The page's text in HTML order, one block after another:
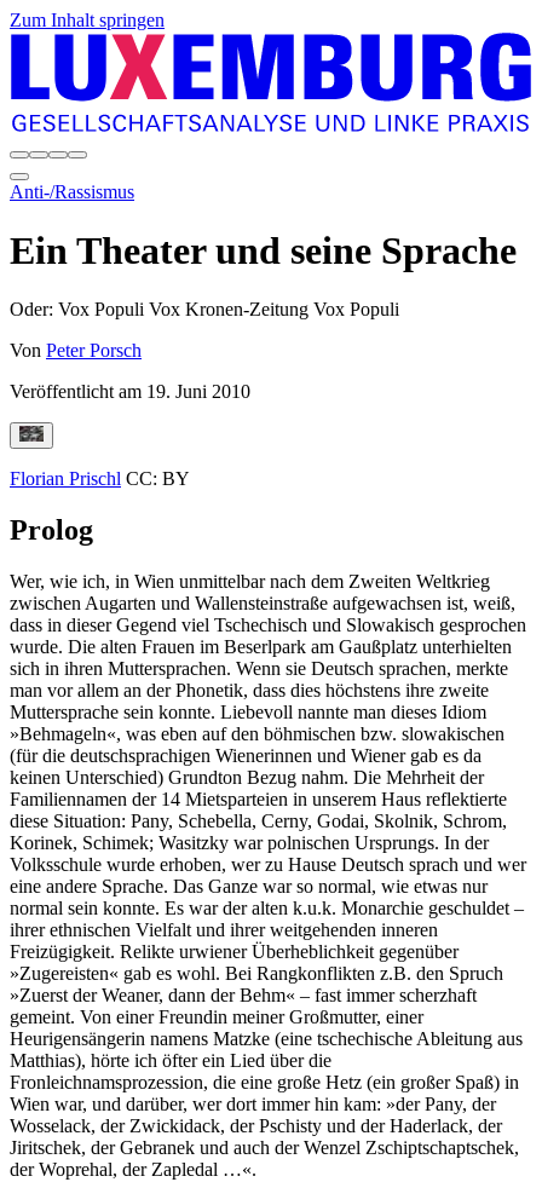
Zum Inhalt springen
Anti-/Rassismus
Ein Theater und seine Sprache
Oder: Vox Populi Vox Kronen-Zeitung Vox Populi
Von Peter Porsch
Veröffentlicht am 19. Juni 2010
Florian Prischl CC: BY
Prolog
Wer, wie ich, in Wien unmittelbar nach dem Zweiten Weltkrieg
zwischen Augarten und Wallensteinstraße aufgewachsen ist, weiß,
dass in dieser Gegend viel Tschechisch und Slowakisch gesprochen
wurde. Die alten Frauen im Beserlpark am Gaußplatz unterhielten
sich in ihren Muttersprachen. Wenn sie Deutsch sprachen, merkte
man vor allem an der Phonetik, dass dies höchstens ihre zweite
Muttersprache sein konnte. Liebevoll nannte man dieses Idiom
»Behmageln«, was eben auf den böhmischen bzw. slowakischen
(für die deutschsprachigen Wienerinnen und Wiener gab es da
keinen Unterschied) Grundton Bezug nahm. Die Mehrheit der
Familiennamen der 14 Mietsparteien in unserem Haus reflektierte
diese Situation: Pany, Schebella, Cerny, Godai, Skolnik, Schrom,
Korinek, Schimek; Wasitzky war polnischen Ursprungs. In der
Volksschule wurde erhoben, wer zu Hause Deutsch sprach und wer
eine andere Sprache. Das Ganze war so normal, wie etwas nur
normal sein konnte. Es war der alten k.u.k. Monarchie geschuldet –
ihrer ethnischen Vielfalt und ihrer weitgehenden inneren
Freizügigkeit. Relikte urwiener Überheblichkeit gegenüber
»Zugereisten« gab es wohl. Bei Rangkonflikten z.B. den Spruch
»Zuerst der Weaner, dann der Behm« – fast immer scherzhaft
gemeint. Von einer Freundin meiner Großmutter, einer
Heurigensängerin namens Matzke (eine tschechische Ableitung aus
Matthias), hörte ich öfter ein Lied über die
Fronleichnamsprozession, die eine große Hetz (ein großer Spaß) in
Wien war, und darüber, wer dort immer hin kam: »der Pany, der
Wosselack, der Zwickidack, der Pschisty und der Haderlack, der
Jiritschek, der Gebranek und auch der Wenzel Zschiptschaptschek,
der Woprehal, der Zapledal …«.